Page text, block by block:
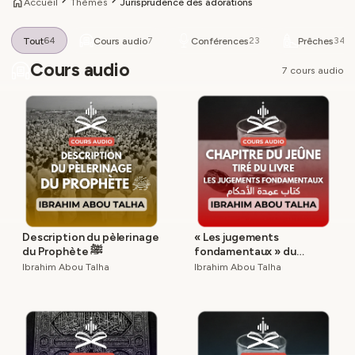
Tout64 Cours audio7 Conférences23 Prêches34
Cours audio 7 cours audio
Description du pèlerinage
du Prophète ﷺ
Ibrahim Abou Talha
« Les jugements
fondamentaux » du
savant Abdelghani Al
Ibrahim Abou Talha